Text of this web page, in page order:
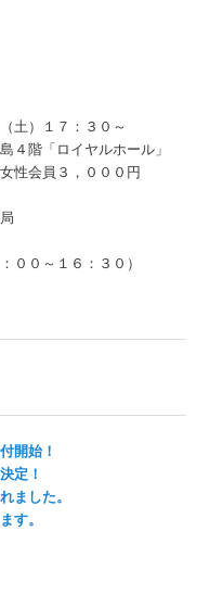
）１７：３０～
階「ロイヤルホール」
性会員３，０００円
００～１６：３０）
開始！
定！
ました。
す。